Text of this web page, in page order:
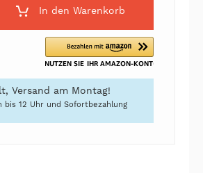
In den Warenkorb
Versand am Montag!
bis 12 Uhr und Sofortbezahlung